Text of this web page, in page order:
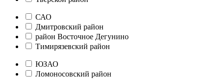
САО
Дмитровский район
район Восточное Дегунино
Тимирязевский район
ЮЗАО
Ломоносовский район